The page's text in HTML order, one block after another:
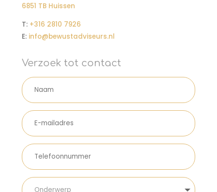
6851 TB Huissen
T: +316 2810 7926
E: info@bewustadviseurs.nl
Verzoek tot contact